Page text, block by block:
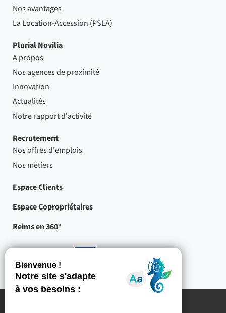
Nos avantages
La Location-Accession (PSLA)
Plurial Novilia
A propos
Nos agences de proximité
Innovation
Actualités
Notre rapport d'activité
Recrutement
Nos offres d'emplois
Nos métiers
Espace Clients
Espace Copropriétaires
Reims en 360°
cofinancés
par